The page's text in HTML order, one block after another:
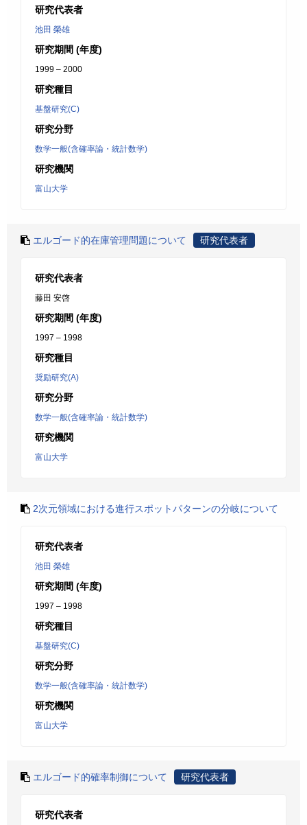
研究代表者
池田 榮雄
研究期間 (年度)
1999 – 2000
研究種目
基盤研究(C)
研究分野
数学一般(含確率論・統計数学)
研究機関
富山大学
エルゴード的在庫管理問題について 研究代表者
研究代表者
藤田 安啓
研究期間 (年度)
1997 – 1998
研究種目
奨励研究(A)
研究分野
数学一般(含確率論・統計数学)
研究機関
富山大学
2次元領域における進行スポットパターンの分岐について
研究代表者
池田 榮雄
研究期間 (年度)
1997 – 1998
研究種目
基盤研究(C)
研究分野
数学一般(含確率論・統計数学)
研究機関
富山大学
エルゴード的確率制御について 研究代表者
研究代表者